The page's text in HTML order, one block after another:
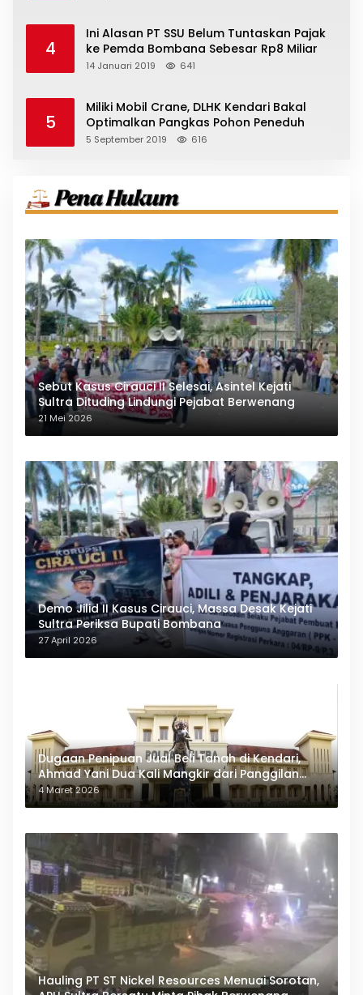
4
Ini Alasan PT SSU Belum Tuntaskan Pajak
ke Pemda Bombana Sebesar Rp8 Miliar
14 Januari 2019 641
5
Miliki Mobil Crane, DLHK Kendari Bakal
Optimalkan Pangkas Pohon Peneduh
5 September 2019 616
Sebut Kasus Cirauci II Selesai, Asintel Kejati
Sultra Dituding Lindungi Pejabat Berwenang
21 Mei 2026
Demo Jilid II Kasus Cirauci, Massa Desak Kejati
Sultra Periksa Bupati Bombana
27 April 2026
Dugaan Penipuan Jual Beli Tanah di Kendari,
Ahmad Yani Dua Kali Mangkir dari Panggilan
Polda Sultra
4 Maret 2026
Hauling PT ST Nickel Resources Menuai Sorotan,